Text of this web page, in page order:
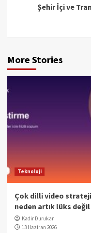
Şehir İçi ve
More Stories
Teknoloji
Çok dilli video
neden artık lüks değil
Kadir Durukan
13 Haziran 2026